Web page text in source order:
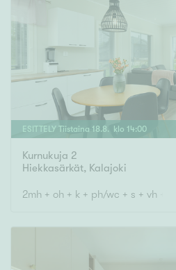
ESITTELY Tiistaina 18.8. klo 14:00
Kurnukuja 2
Hiekkasärkät, Kalajoki
2mh + oh + k + ph/wc + s + vh + wc